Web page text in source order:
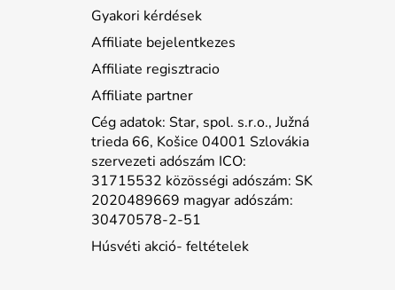
Gyakori kérdések
Affiliate bejelentkezes
Affiliate regisztracio
Affiliate partner
Cég adatok: Star, spol. s.r.o., Južná
trieda 66, Košice 04001 Szlovákia
szervezeti adószám ICO:
31715532 közösségi adószám: SK
2020489669 magyar adószám:
30470578-2-51
Húsvéti akció- feltételek